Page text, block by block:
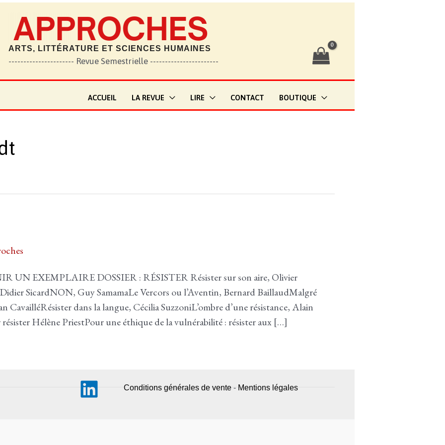
ARTS, LITTÉRATURE ET SCIENCES HUMAINES
---------------------- Revue Semestrielle -----------------------
ACCUEIL LA REVUE LIRE CONTACT BOUTIQUE
UN EXEMPLAIRE DOSSIER : RÉSISTER Résister sur son aire, Olivier
SicardNON, Guy SamamaLe Vercors ou l’Aventin, Bernard BaillaudMalgré
dans la langue, Cécilia SuzzoniL’ombre d’une résistance, Alain
Hélène PriestPour une éthique de la vulnérabilité : résister aux […]
Conditions générales de vente - Mentions légales